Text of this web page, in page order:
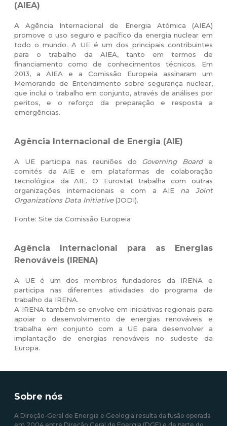
(AIEA)
A Agência Internacional de Energia Atómica (AIEA)
promove o uso seguro e pacífico da energia nuclear em
todo o mundo. A UE é um dos principais contribuintes
para o trabalho da AIEA, tanto em termos de
financiamento como de conhecimentos técnicos. Em
2013, a AIEA e a Comissão Europeia assinaram um
Memorando de Entendimento sobre segurança nuclear,
que inclui o trabalho em conjunto, através de análises por
peritos, e o reforço da preparação e resposta a
emergências.
Agência Internacional de Energia (AIE)
A UE participa nas reuniões do Governing Boarde
comités da AIE e em plataformas de colaboração
tecnológica da AIE. O Eurostat trabalha com outras
organizações internacionais e com a AIE na Joint
Organizations Data Initiative(JODI).
Fonte: Site da Comissão Europeia
Agência Internacional para as Energias
Renováveis (IRENA)
A UE é um dos membros fundadores da IRENA e
participa nas diferentes atividades do programa de
trabalho da IRENA.
A IRENA também se envolve em iniciativas regionais para
apoiar o desenvolvimento de energias renováveis e
trabalha em conjunto com a UE para desenvolver a
implantação de energias renováveis no sudeste da
Europa.
Sobre nós
A Direção-Geral de Energia e Geologia resulta da fusão operada